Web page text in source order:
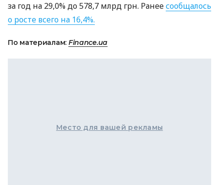
за год на 29,0% до 578,7 млрд грн. Ранеесообщалось
о росте всего на 16,4%.
По материалам: Finance.ua
Место для вашей рекламы